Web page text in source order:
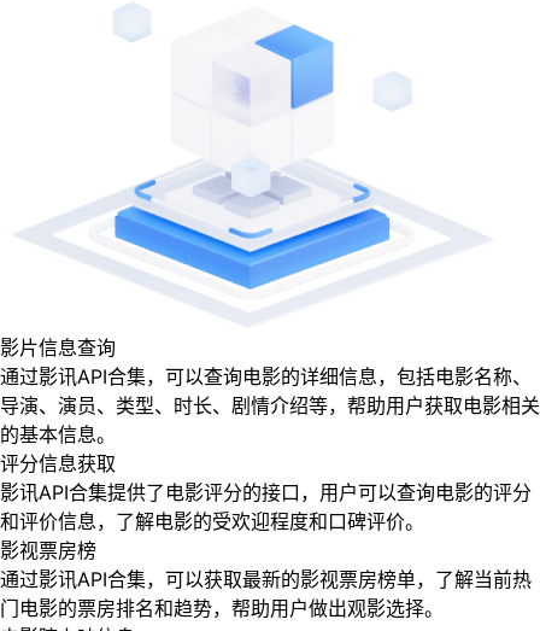
影片信息查询
通过影讯API合集，可以查询电影的详细信息，包括电影名称、
导演、演员、类型、时长、剧情介绍等，帮助用户获取电影相关
的基本信息。
评分信息获取
影讯API合集提供了电影评分的接口，用户可以查询电影的评分
和评价信息，了解电影的受欢迎程度和口碑评价。
影视票房榜
通过影讯API合集，可以获取最新的影视票房榜单，了解当前热
门电影的票房排名和趋势，帮助用户做出观影选择。